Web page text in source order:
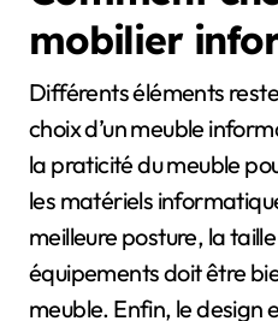
mobilier
Différents éléments
choix d’un meuble
la praticité du meuble
les matériels
meilleure posture, la
équipements doit être
meuble. Enfin, le design